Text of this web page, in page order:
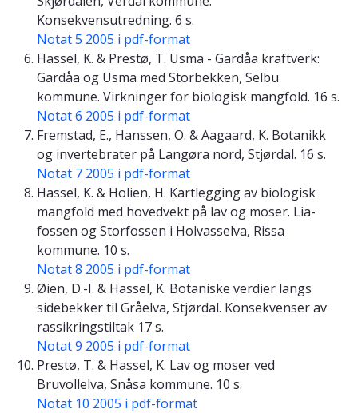
Konsekvensutredning. 6 s.
Notat 5 2005 i pdf-format
Hassel, K. & Prestø, T. Usma - Gardåa kraftverk:
Gardåa og Usma med Storbekken, Selbu
kommune. Virkninger for biologisk mangfold. 16 s.
Notat 6 2005 i pdf-format
Fremstad, E., Hanssen, O. & Aagaard, K. Botanikk
og invertebrater på Langøra nord, Stjørdal. 16 s.
Notat 7 2005 i pdf-format
Hassel, K. & Holien, H. Kartlegging av biologisk
mangfold med hovedvekt på lav og moser. Lia-
fossen og Storfossen i Holvasselva, Rissa
kommune. 10 s.
Notat 8 2005 i pdf-format
Øien, D.-I. & Hassel, K. Botaniske verdier langs
sidebekker til Gråelva, Stjørdal. Konsekvenser av
rassikringstiltak 17 s.
Notat 9 2005 i pdf-format
Prestø, T. & Hassel, K. Lav og moser ved
Bruvollelva, Snåsa kommune. 10 s.
Notat 10 2005 i pdf-format